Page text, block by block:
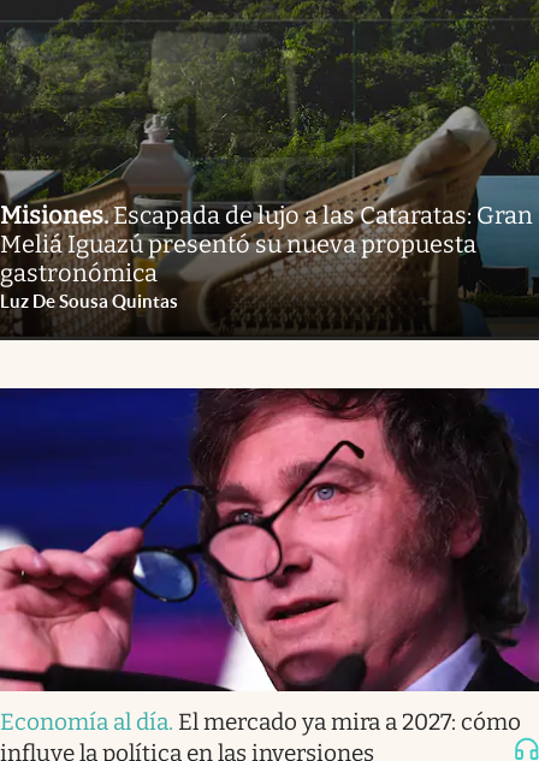
Misiones.Escapada de lujo a las Cataratas: Gran
Meliá Iguazú presentó su nueva propuesta
gastronómica
Luz De Sousa Quintas
Economía al día. El mercado ya mira a 2027: cómo
influye la política en las inversiones